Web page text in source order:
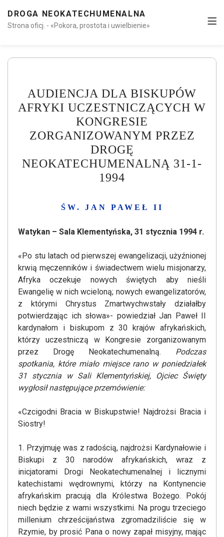
DROGA NEOKATECHUMENALNA
Strona oficj. - «Pokora, prostota i uwielbienie»
AUDIENCJA DLA BISKUPÓW
AFRYKI UCZESTNICZĄCYCH W
KONGRESIE
ZORGANIZOWANYM PRZEZ
DROGĘ
NEOKATECHUMENALNĄ 31-1-
1994
ŚW. JAN PAWEŁ II
Watykan – Sala Klementyńska, 31 stycznia 1994 r.
«Po stu latach od pierwszej ewangelizacji, użyźnionej
krwią męczenników i świadectwem wielu misjonarzy,
Afryka oczekuje nowych świętych aby nieśli
Ewangelię w nich wcieloną; nowych ewangelizatorów,
z którymi Chrystus Zmartwychwstały działałby
potwierdzając ich słowa»- powiedział Jan Paweł II
kardynałom i biskupom z 30 krajów afrykańskich,
którzy uczestniczą w Kongresie zorganizowanym
przez Drogę Neokatechumenalną. Podczas
spotkania, które miało miejsce rano w poniedziałek
31 stycznia w Sali Klementyńskiej, Ojciec Święty
wygłosił następujące przemówienie:
«Czcigodni Bracia w Biskupstwie! Najdrożsi Bracia i
Siostry!
1. Przyjmuję was z radością, najdrożsi Kardynałowie i
Biskupi z 30 narodów afrykańskich, wraz z
inicjatorami Drogi Neokatechumenalnej i licznymi
katechistami wędrownymi, którzy na Kontynencie
afrykańskim pracują dla Królestwa Bożego. Pokój
niech będzie z wami wszystkimi. Na progu trzeciego
millenium chrześcijaństwa zgromadziliście się w
Rzymie, by prosić Pana o nowy zapał misyjny, mając